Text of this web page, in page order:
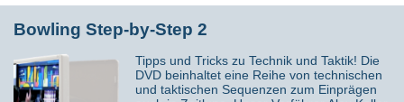
Bestand haben werden! Anstatt über Ziele
nur zu sprechen, sollten wir uns auf 6
Bereiche konzentrieren, in die Sie Ihre Zeit investieren sollten,
wenn Sie Ihr Bowlingspiel im Jahr 2026 ernsthaft verbessern
möchten. Unabhängig davon, was Ihre spezifischen Bowlingziele
sind, sind dies Dinge, die Ihnen dabei helfen können, diese zu
erreichen.
Bowling Step-by-Step 2
Tipps und Tricks zu Technik und Taktik! Die
DVD beinhaltet eine Reihe von technischen
und taktischen Sequenzen zum Einprägen